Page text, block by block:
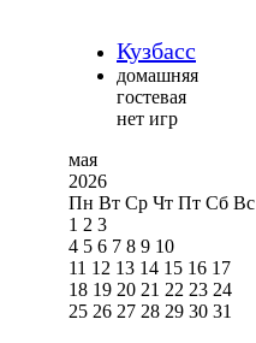
Кузбасс
домашняя
гостевая
нет игр
мая
2026
Пн Вт Ср Чт Пт Сб Вс
1 2 3
4 5 6 7 8 9 10
11 12 13 14 15 16 17
18 19 20 21 22 23 24
25 26 27 28 29 30 31